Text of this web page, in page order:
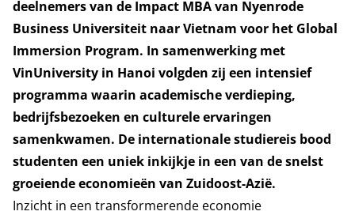
deelnemers van de Impact MBA van Nyenrode
Business Universiteit naar Vietnam voor het Global
Immersion Program. In samenwerking met
VinUniversity in Hanoi volgden zij een intensief
programma waarin academische verdieping,
bedrijfsbezoeken en culturele ervaringen
samenkwamen. De internationale studiereis bood
studenten een uniek inkijkje in een van de snelst
groeiende economieën van Zuidoost-Azië.
Inzicht in een transformerende economie